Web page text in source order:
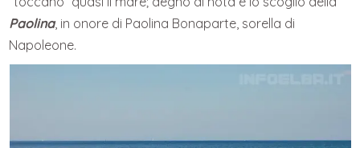
Paolina, in onore di Paolina Bonaparte, sorella di
Napoleone.